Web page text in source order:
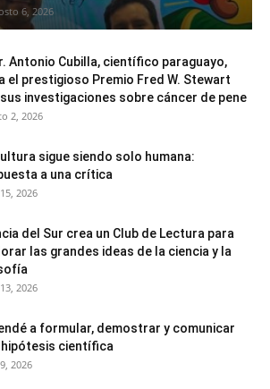
6, 2026
Antonio Cubilla, científico paraguayo,
el prestigioso Premio Fred W. Stewart
investigaciones sobre cáncer de pene
2, 2026
sigue siendo solo humana:
a una crítica
2026
del Sur crea un Club de Lectura para
las grandes ideas de la ciencia y la
2026
a formular, demostrar y comunicar
hipótesis científica
2026